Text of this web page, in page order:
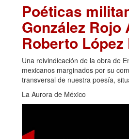
Poéticas
González Rojo
Roberto López
Una reivindicación de la obra de
mexicanos marginados por su
transversal de nuestra poesía,
La Aurora de México